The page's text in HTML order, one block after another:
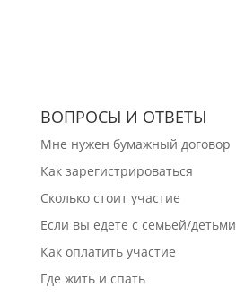
ВОПРОСЫ И ОТВЕТЫ
Мне нужен бумажный договор
Как зарегистрироваться
Сколько стоит участие
Если вы едете с семьей/детьми
Как оплатить участие
Где жить и спать